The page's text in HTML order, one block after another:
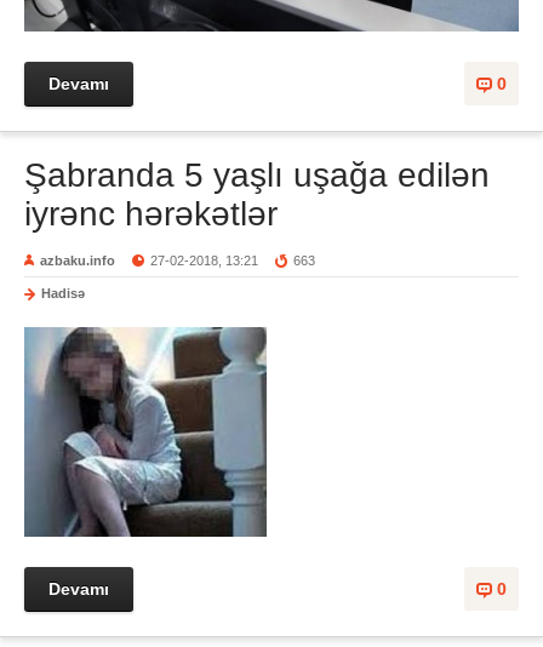
0
Devamı
Şabranda 5 yaşlı uşağa edilən
iyrənc hərəkətlər
azbaku.info 27-02-2018, 13:21 663
Hadisə
0
Devamı